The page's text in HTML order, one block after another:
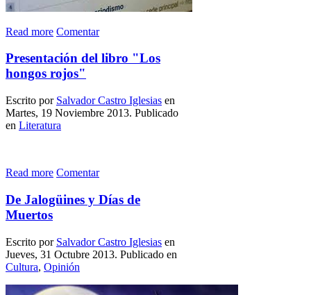
Read more Comentar
Presentación del libro "Los
hongos rojos"
Escrito por Salvador Castro Iglesias en
Martes, 19 Noviembre 2013. Publicado
en Literatura
Read more Comentar
De Jalogüines y Días de
Muertos
Escrito por Salvador Castro Iglesias en
Jueves, 31 Octubre 2013. Publicado en
Cultura, Opinión